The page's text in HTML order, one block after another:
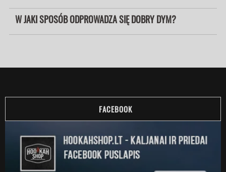
W JAKI SPOSÓB ODPROWADZA SIĘ DOBRY DYM?
FACEBOOK